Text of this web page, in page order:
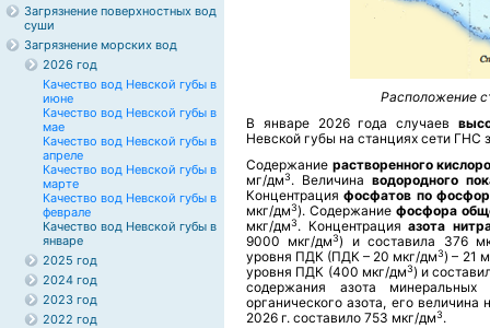
Загрязнение поверхностных вод
суши
Загрязнение морских вод
2026 год
Качество вод Невской губы в
июне
Качество вод Невской губы в
мае
Качество вод Невской губы в
апреле
Качество вод Невской губы в
марте
Качество вод Невской губы в
феврале
Качество вод Невской губы в
январе
2025 год
2024 год
2023 год
2022 год
Расположение
В январе 2026 года случаев
Невской губы на станциях сети ГНС
Содержание растворенного
мг/дм3. Величинаводородного
Концентрацияфосфатов по
мкг/дм3). Содержание фосфора
мкг/дм3. Концентрацияазота
9000 мкг/дм3) и составила 376
уровня ПДК (ПДК – 20 мкг/дм3) – 21
уровня ПДК (400 мкг/дм3) и
содержания азота
органического азота, его
2026 г. составило 753 мкг/дм3.